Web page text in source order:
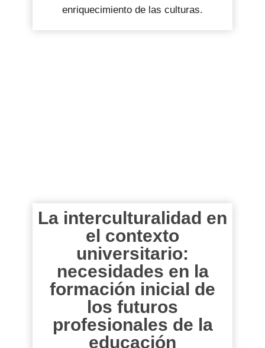
enriquecimiento de las culturas.
La interculturalidad en
el contexto
universitario:
necesidades en la
formación inicial de
los futuros
profesionales de la
educación